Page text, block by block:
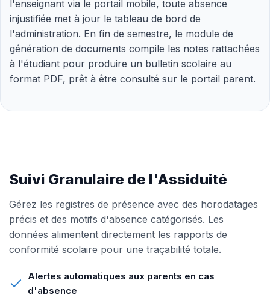
l'enseignant via le portail mobile, toute absence
injustifiée met à jour le tableau de bord de
l'administration. En fin de semestre, le module de
génération de documents compile les notes rattachées
à l'étudiant pour produire un bulletin scolaire au
format PDF, prêt à être consulté sur le portail parent.
Suivi Granulaire de l'Assiduité
Gérez les registres de présence avec des horodatages
précis et des motifs d'absence catégorisés. Les
données alimentent directement les rapports de
conformité scolaire pour une traçabilité totale.
Alertes automatiques aux parents en cas
d'absence